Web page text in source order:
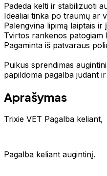
Padeda kelti ir stabilizuoti
Idealiai tinka po traumų ar
Palengvina lipimą laiptais ir
Tvirtos rankenos patogiam
Pagaminta iš patvaraus
Puikus sprendimas
papildoma pagalba judant
Aprašymas
Trixie VET Pagalba
Pagalba keliant augintinį.